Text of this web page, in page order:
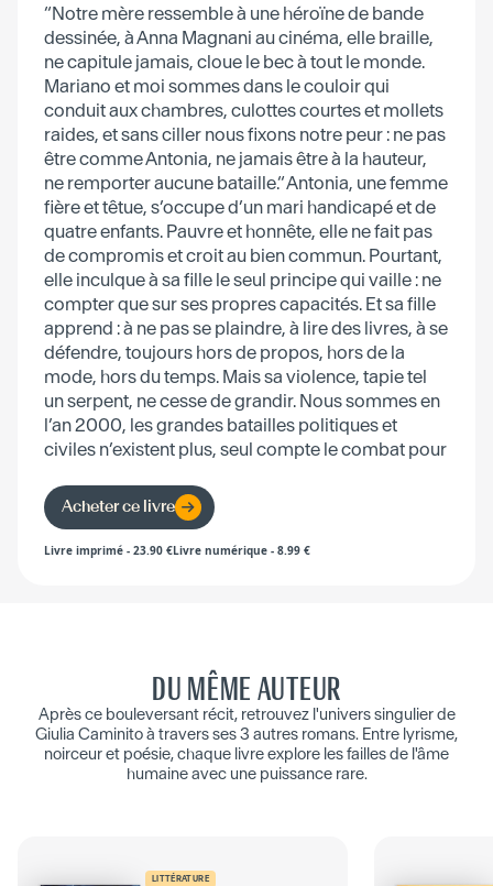
“Notre mère ressemble à une héroïne de bande
dessinée, à Anna Magnani au cinéma, elle braille,
ne capitule jamais, cloue le bec à tout le monde.
Mariano et moi sommes dans le couloir qui
conduit aux chambres, culottes courtes et mollets
raides, et sans ciller nous fixons notre peur : ne pas
être comme Antonia, ne jamais être à la hauteur,
ne remporter aucune bataille.“ Antonia, une femme
fière et têtue, s’occupe d’un mari handicapé et de
quatre enfants. Pauvre et honnête, elle ne fait pas
de compromis et croit au bien commun. Pourtant,
elle inculque à sa fille le seul principe qui vaille : ne
compter que sur ses propres capacités. Et sa fille
apprend : à ne pas se plaindre, à lire des livres, à se
défendre, toujours hors de propos, hors de la
mode, hors du temps. Mais sa violence, tapie tel
un serpent, ne cesse de grandir. Nous sommes en
l’an 2000, les grandes batailles politiques et
civiles n’existent plus, seul compte le combat pour
Acheter ce livre
Livre imprimé - 23.90 €Livre numérique - 8.99 €
DU MÊME AUTEUR
Après ce bouleversant récit, retrouvez l'univers singulier de
Giulia Caminito à travers ses 3 autres romans. Entre lyrisme,
noirceur et poésie, chaque livre explore les failles de l'âme
humaine avec une puissance rare.
LITTÉRATURE